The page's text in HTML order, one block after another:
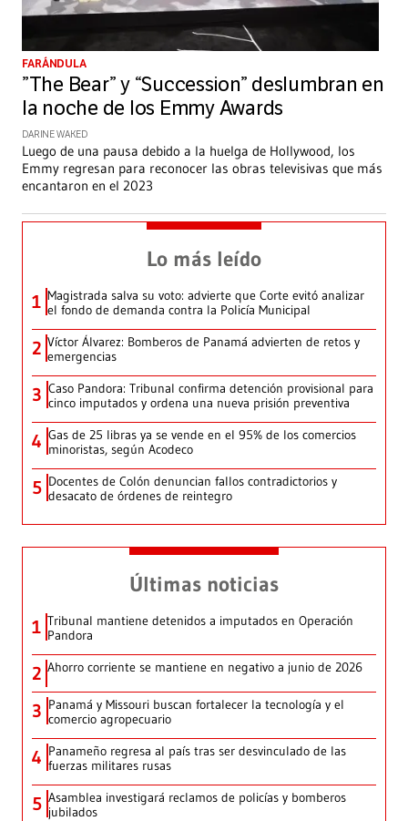
FARÁNDULA
”The Bear” y “Succession” deslumbran en
la noche de los Emmy Awards
DARINE WAKED
Luego de una pausa debido a la huelga de Hollywood, los
Emmy regresan para reconocer las obras televisivas que más
encantaron en el 2023
Lo más leído
1 Magistrada salva su voto: advierte que Corte evitó analizar
el fondo de demanda contra la Policía Municipal
2 Víctor Álvarez: Bomberos de Panamá advierten de retos y
emergencias
3 Caso Pandora: Tribunal confirma detención provisional para
cinco imputados y ordena una nueva prisión preventiva
4 Gas de 25 libras ya se vende en el 95% de los comercios
minoristas, según Acodeco
5 Docentes de Colón denuncian fallos contradictorios y
desacato de órdenes de reintegro
Últimas noticias
1 Tribunal mantiene detenidos a imputados en Operación
Pandora
2 Ahorro corriente se mantiene en negativo a junio de 2026
3 Panamá y Missouri buscan fortalecer la tecnología y el
comercio agropecuario
4 Panameño regresa al país tras ser desvinculado de las
fuerzas militares rusas
5 Asamblea investigará reclamos de policías y bomberos
jubilados